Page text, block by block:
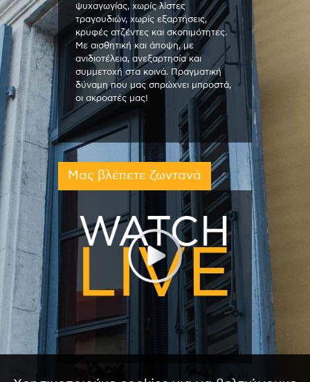
ψυχαγωγίας, χωρίς λίστες
τραγουδιών, χωρίς εξαρτήσεις,
κρυφές ατζέντες και σκοπιμότητες.
Με αισθητική και άποψη, με
ανιδιοτέλεια, ανεξαρτησία και
συμμετοχή στα κοινά. Πραγματική
δύναμη που μας σπρώχνει μπροστά,
οι ακροατές μας!
Μας βλέπετε ζωντανά